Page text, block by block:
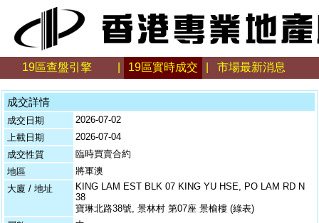
19區查盤引擎 19區實時成交 市場最新消息
成交詳情
成交日期
2026-07-02
上載日期
2026-07-04
成交性質
臨時買賣合約
地區
將軍澳
大廈 / 地址
KING LAM EST BLK 07 KING YU HSE, PO LAM RD N
38
寶琳北路38號, 景林村 第07座 景榆樓 (綠表)